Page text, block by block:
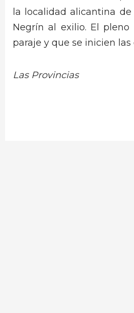
la localidad alicantina
Negrín al exilio. El
paraje y que se inicien
Las Provincias